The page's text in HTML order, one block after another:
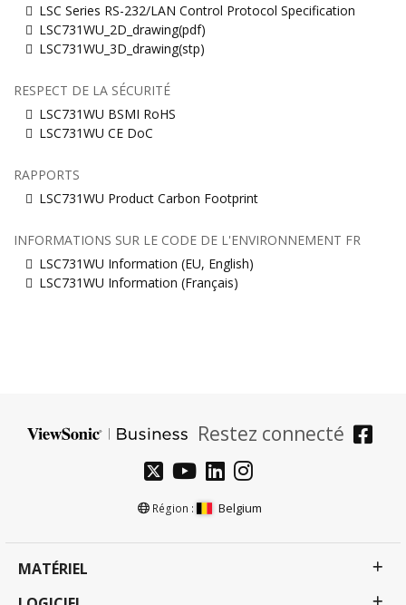
LSC Series RS-232/LAN Control Protocol Specification
LSC731WU_2D_drawing(pdf)
LSC731WU_3D_drawing(stp)
RESPECT DE LA SÉCURITÉ
LSC731WU BSMI RoHS
LSC731WU CE DoC
RAPPORTS
LSC731WU Product Carbon Footprint
INFORMATIONS SUR LE CODE DE L'ENVIRONNEMENT FR
LSC731WU Information (EU, English)
LSC731WU Information (Français)
Restez connecté
Région : Belgium
MATÉRIEL